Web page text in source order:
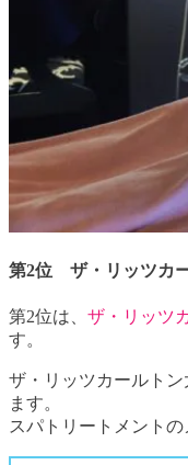
第2位 ザ・リッツカ
第2位は、 ザ・リッツ
す。
ザ・リッツカールト
ます。
スパトリートメントの